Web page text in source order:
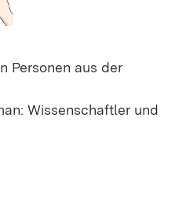
Personen aus der
Wissenschaftler und